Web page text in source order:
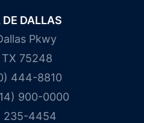
DALLAS
Pkwy
TX 75248
444-8810
900-0000
235-4454